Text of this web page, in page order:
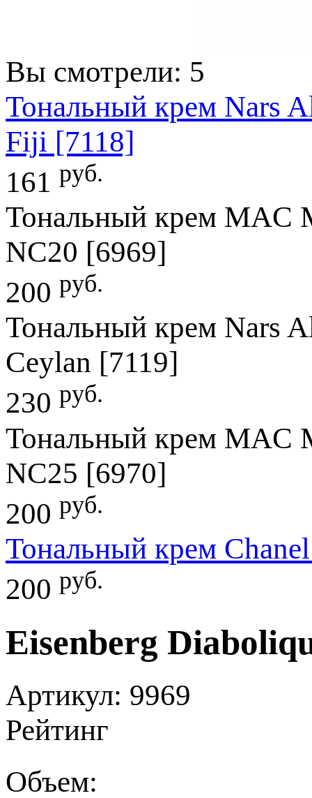
Вы смотрели: 5
Тональный крем Nars
Fiji [7118]
161 руб.
Тональный крем MAC
NC20 [6969]
200 руб.
Тональный крем Nars
Ceylan [7119]
230 руб.
Тональный крем MAC
NC25 [6970]
200 руб.
Тональный крем
200 руб.
Eisenberg
Артикул: 9969
Рейтинг
Объем: